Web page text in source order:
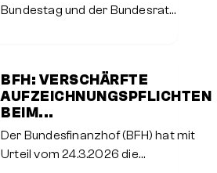
Bundestag und der Bundesrat
Gebäudeenergiegesetz
verabschiedet. Es bringt beim
Änderungen mit sich.
BFH: VERSCHÄRFTE
AUFZEICHNUNGSPFLICHTEN
BEIM...
Der Bundesfinanzhof (BFH) hat mit
Urteil vom 24.3.2026 die